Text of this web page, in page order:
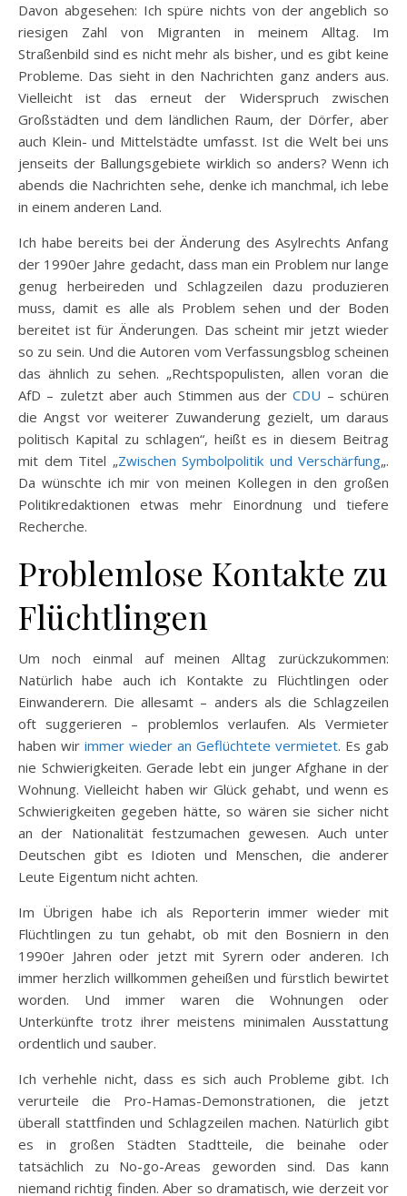
Davon abgesehen: Ich spüre nichts von der angeblich so
riesigen Zahl von Migranten in meinem Alltag. Im
Straßenbild sind es nicht mehr als bisher, und es gibt keine
Probleme. Das sieht in den Nachrichten ganz anders aus.
Vielleicht ist das erneut der Widerspruch zwischen
Großstädten und dem ländlichen Raum, der Dörfer, aber
auch Klein- und Mittelstädte umfasst. Ist die Welt bei uns
jenseits der Ballungsgebiete wirklich so anders? Wenn ich
abends die Nachrichten sehe, denke ich manchmal, ich lebe
in einem anderen Land.
Ich habe bereits bei der Änderung des Asylrechts Anfang
der 1990er Jahre gedacht, dass man ein Problem nur lange
genug herbeireden und Schlagzeilen dazu produzieren
muss, damit es alle als Problem sehen und der Boden
bereitet ist für Änderungen. Das scheint mir jetzt wieder
so zu sein. Und die Autoren vom Verfassungsblog scheinen
das ähnlich zu sehen. „Rechtspopulisten, allen voran die
AfD – zuletzt aber auch Stimmen aus derCDU – schüren
die Angst vor weiterer Zuwanderung gezielt, um daraus
politisch Kapital zu schlagen“, heißt es in diesem Beitrag
mit dem Titel „Zwischen Symbolpolitik und Verschärfung„.
Da wünschte ich mir von meinen Kollegen in den großen
Politikredaktionen etwas mehr Einordnung und tiefere
Recherche.
Problemlose Kontakte zu
Flüchtlingen
Um noch einmal auf meinen Alltag zurückzukommen:
Natürlich habe auch ich Kontakte zu Flüchtlingen oder
Einwanderern. Die allesamt – anders als die Schlagzeilen
oft suggerieren – problemlos verlaufen. Als Vermieter
haben wir immer wieder an Geflüchtete vermietet. Es gab
nie Schwierigkeiten. Gerade lebt ein junger Afghane in der
Wohnung. Vielleicht haben wir Glück gehabt, und wenn es
Schwierigkeiten gegeben hätte, so wären sie sicher nicht
an der Nationalität festzumachen gewesen. Auch unter
Deutschen gibt es Idioten und Menschen, die anderer
Leute Eigentum nicht achten.
Im Übrigen habe ich als Reporterin immer wieder mit
Flüchtlingen zu tun gehabt, ob mit den Bosniern in den
1990er Jahren oder jetzt mit Syrern oder anderen. Ich
immer herzlich willkommen geheißen und fürstlich bewirtet
worden. Und immer waren die Wohnungen oder
Unterkünfte trotz ihrer meistens minimalen Ausstattung
ordentlich und sauber.
Ich verhehle nicht, dass es sich auch Probleme gibt. Ich
verurteile die Pro-Hamas-Demonstrationen, die jetzt
überall stattfinden und Schlagzeilen machen. Natürlich gibt
es in großen Städten Stadtteile, die beinahe oder
tatsächlich zu No-go-Areas geworden sind. Das kann
niemand richtig finden. Aber so dramatisch, wie derzeit vor